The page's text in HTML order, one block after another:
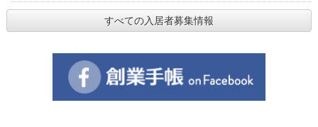
すべての入居者募集情報